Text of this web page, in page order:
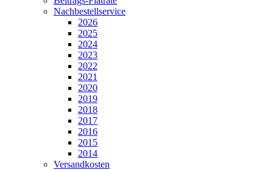
Nachbestellservice
2026
2025
2024
2023
2022
2021
2020
2019
2018
2017
2016
2015
2014
Versandkosten